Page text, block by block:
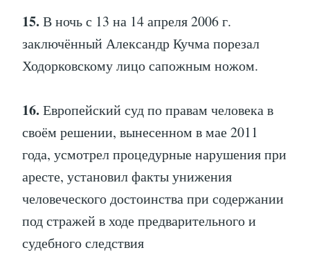
15. В ночь с 13 на 14 апреля 2006 г.
заключённый Александр Кучма порезал
Ходорковскому лицо сапожным ножом.
16. Европейский суд по правам человека в
своём решении, вынесенном в мае 2011
года, усмотрел процедурные нарушения при
аресте, установил факты унижения
человеческого достоинства при содержании
под стражей в ходе предварительного и
судебного следствия